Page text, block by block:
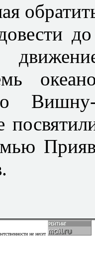
не несет